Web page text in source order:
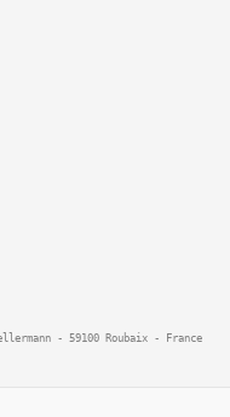
- 59100 Roubaix - France